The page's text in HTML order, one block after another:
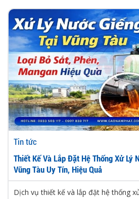
Tin tức
Thiết Kế Và Lắp Đặt Hệ Thống Xử Lý
Vũng Tàu Uy Tín, Hiệu Quả
Dịch vụ thiết kế và lắp đặt hệ thống